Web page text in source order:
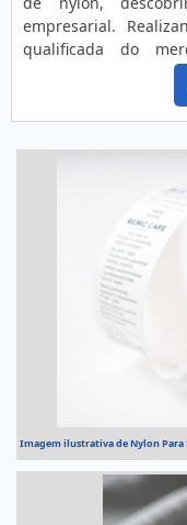
empresarial.
qualificada do
qualidade.É
sempre ser
segmento. Esse
Imagem ilustrativa de Nylon Para